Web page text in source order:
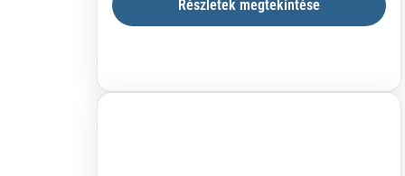
még őrzi a nyár aranyfényét. Ebben a
Részletek megtekintése